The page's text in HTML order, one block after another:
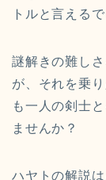
トルと言えるで
謎解きの難し
が、それを乗
も一人の剣士
ませんか？
ハヤトの解説